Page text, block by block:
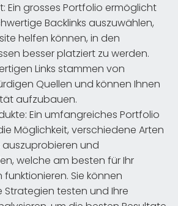
Ein grosses Portfolio ermöglicht
Backlinks auszuwählen,
helfen können, in den
besser platziert zu werden.
Links stammen von
Quellen und können Ihnen
aufzubauen.
Ein umfangreiches Portfolio
Möglichkeit, verschiedene Arten
auszuprobieren und
welche am besten für Ihr
Sie können
Strategien testen und Ihre